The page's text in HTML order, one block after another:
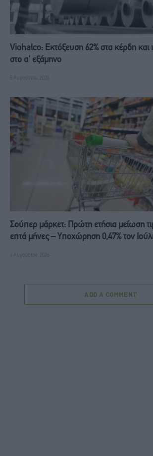
Viohalco: Εκτόξευση 62% στα κέρδη και
στο α' εξάμηνο
5 Αυγούστου, 2026
Σούπερ μάρκετ: Πρώτη ετήσια μείωση
επτά μήνες – Υποχώρηση 0,47% τον
4 Αυγούστου, 2026
ADD A COMMENT